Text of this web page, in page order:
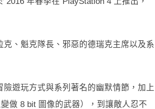
、魁克隊長、邪惡的德瑞克主席以及系
遊玩方式與系列著名的幽默情節，加上
做 8 bit 圖像的武器），到讓敵人忍不